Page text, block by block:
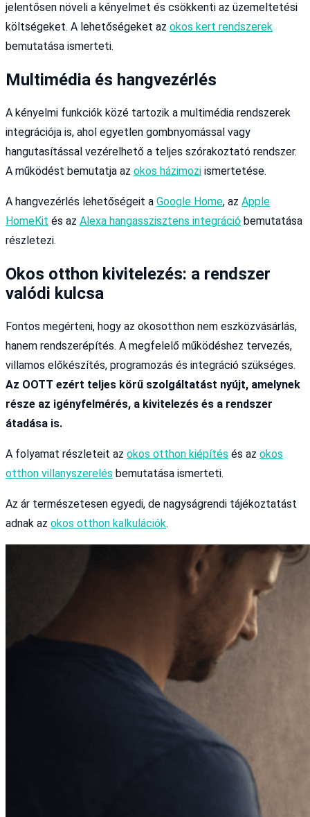
jelentősen növeli a kényelmet és csökkenti az üzemeltetési
költségeket. A lehetőségeket az okos kert rendszerek
bemutatása ismerteti.
Multimédia és hangvezérlés
A kényelmi funkciók közé tartozik a multimédia rendszerek
integrációja is, ahol egyetlen gombnyomással vagy
hangutasítással vezérelhető a teljes szórakoztató rendszer.
A működést bemutatja az okos házimozi ismertetése.
A hangvezérlés lehetőségeit a Google Home, az Apple
HomeKit és az Alexa hangasszisztens integráció bemutatása
részletezi.
Okos otthon kivitelezés: a rendszer
valódi kulcsa
Fontos megérteni, hogy az okosotthon nem eszközvásárlás,
hanem rendszerépítés. A megfelelő működéshez tervezés,
villamos előkészítés, programozás és integráció szükséges.
Az OOTT ezért teljes körű szolgáltatást nyújt, amelynek
része az igényfelmérés, a kivitelezés és a rendszer
átadása is.
A folyamat részleteit az okos otthon kiépítés és az okos
otthon villanyszerelés bemutatása ismerteti.
Az ár természetesen egyedi, de nagyságrendi tájékoztatást
adnak az okos otthon kalkulációk.